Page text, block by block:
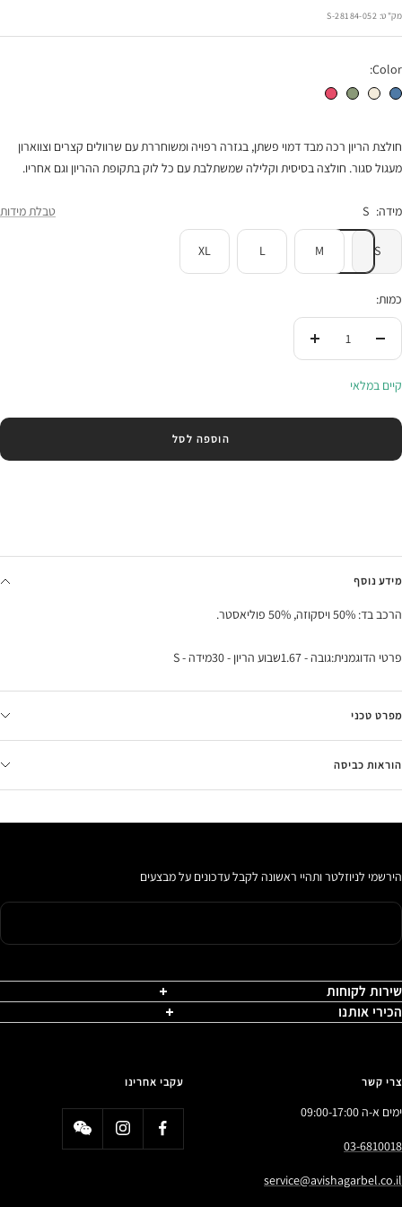
בהנחה
מק"ט: 28184-052-S
Color:
חולצת הריון מיה ג'ינס חולצת הריון מיה שמנתחולצת הריון מיה זית חולצת הריון מיה לוליפופ
חולצת הריון רכה מבד דמוי פשתן, בגזרה רפויה ומשוחררת עם שרוולים קצרים וצווארון
מעגול סגור. חולצה בסיסית וקלילה שמשתלבת עם כל לוק בתקופת ההריון וגם אחריו.
מידה: S טבלת מידות
S
M
L
XL
כמות:
העלי
קיים במלאי
הוספה לסל
מידע נוסף
הרכב בד: 50% ויסקוזה, 50% פוליאסטר.
פרטי הדוגמנית:גובה - 1.67שבוע הריון - 30מידה - S
מפרט טכני
הוראות כביסה
הירשמי לניוזלטר ותהיי ראשונה לקבל עדכונים על מבצעים
שירות לקוחות
הכירי אותנו
צרי קשר
ימים א-ה 09:00-17:00
03-6810018
service@avishagarbel.co.il
עקבי אחרינו